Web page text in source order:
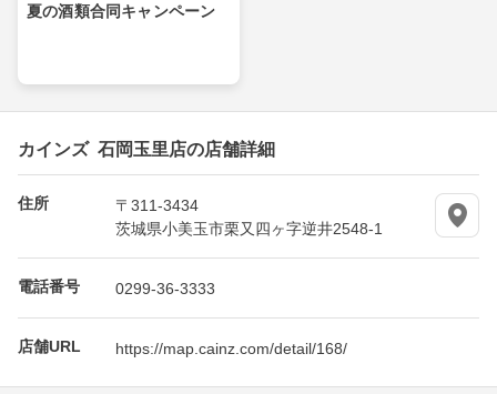
夏の酒類合同キャンペーン
カインズ 石岡玉里店の店舗詳細
住所
〒311-3434
茨城県小美玉市栗又四ヶ字逆井2548-1
電話番号 0299-36-3333
店舗URL https://map.cainz.com/detail/168/